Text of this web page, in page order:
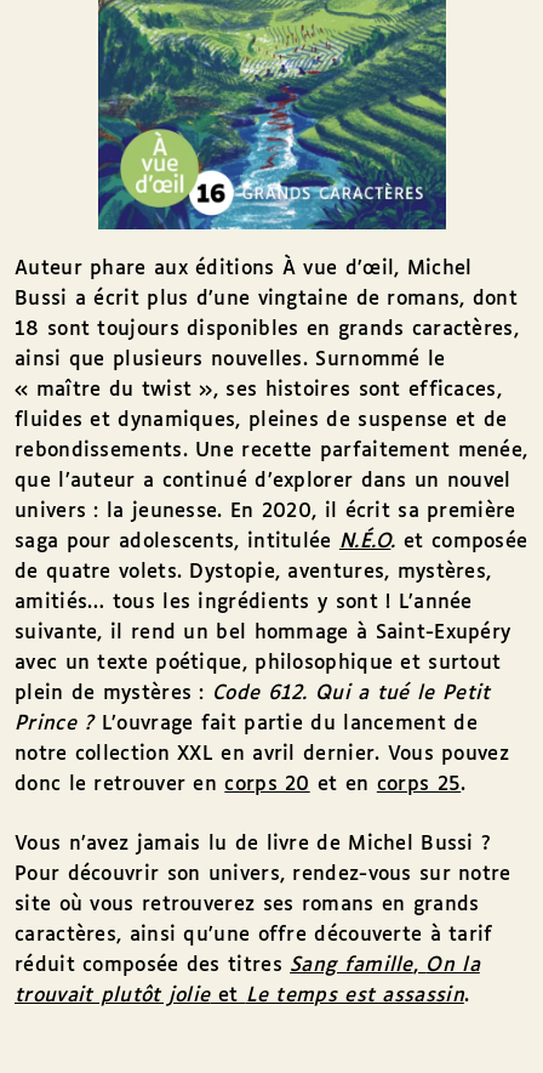
Auteur phare aux éditions À vue d’œil, Michel
Bussi a écrit plus d’une vingtaine de romans, dont
18 sont toujours disponibles en grands caractères,
ainsi que plusieurs nouvelles. Surnommé le
« maître du twist », ses histoires sont efficaces,
fluides et dynamiques, pleines de suspense et de
rebondissements. Une recette parfaitement menée,
que l’auteur a continué d’explorer dans un nouvel
univers : la jeunesse. En 2020, il écrit sa première
saga pour adolescents, intitulée N.É.O. et composée
de quatre volets. Dystopie, aventures, mystères,
amitiés… tous les ingrédients y sont ! L’année
suivante, il rend un bel hommage à Saint-Exupéry
avec un texte poétique, philosophique et surtout
plein de mystères : Code 612. Qui a tué le Petit
Prince ?L’ouvrage fait partie du lancement de
notre collection XXL en avril dernier. Vous pouvez
donc le retrouver encorps 20 et en corps 25.
Vous n’avez jamais lu de livre de Michel Bussi ?
Pour découvrir son univers, rendez-vous sur notre
site où vous retrouverez ses romans en grands
caractères, ainsi qu’une offre découverte à tarif
réduit composée des titres Sang famille, On la
trouvait plutôt jolieet Le temps est assassin.